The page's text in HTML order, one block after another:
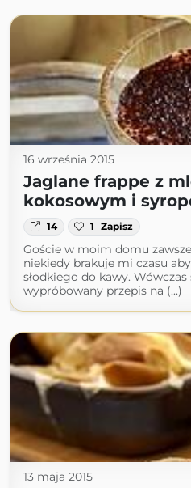
16 września 2015
Jaglane frappe z
kokosowym i
14 1 Zapisz
Goście w moim domu
niekiedy brakuje mi czasu
słodkiego do kawy.
wypróbowany przepis na (...)
13 maja 2015